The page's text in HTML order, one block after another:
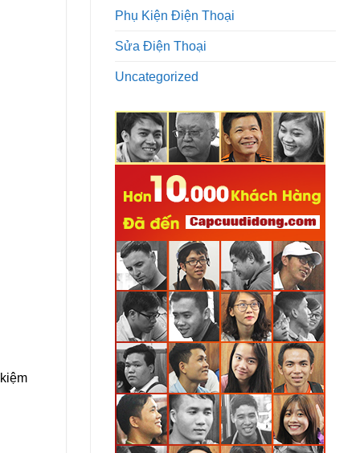
Phụ Kiện Điện Thoại
Sửa Điện Thoại
Uncategorized